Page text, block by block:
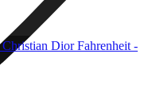
Christian Dior Fahrenheit -